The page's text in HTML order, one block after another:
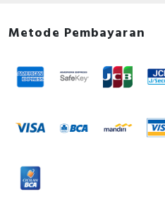
Metode Pembayaran